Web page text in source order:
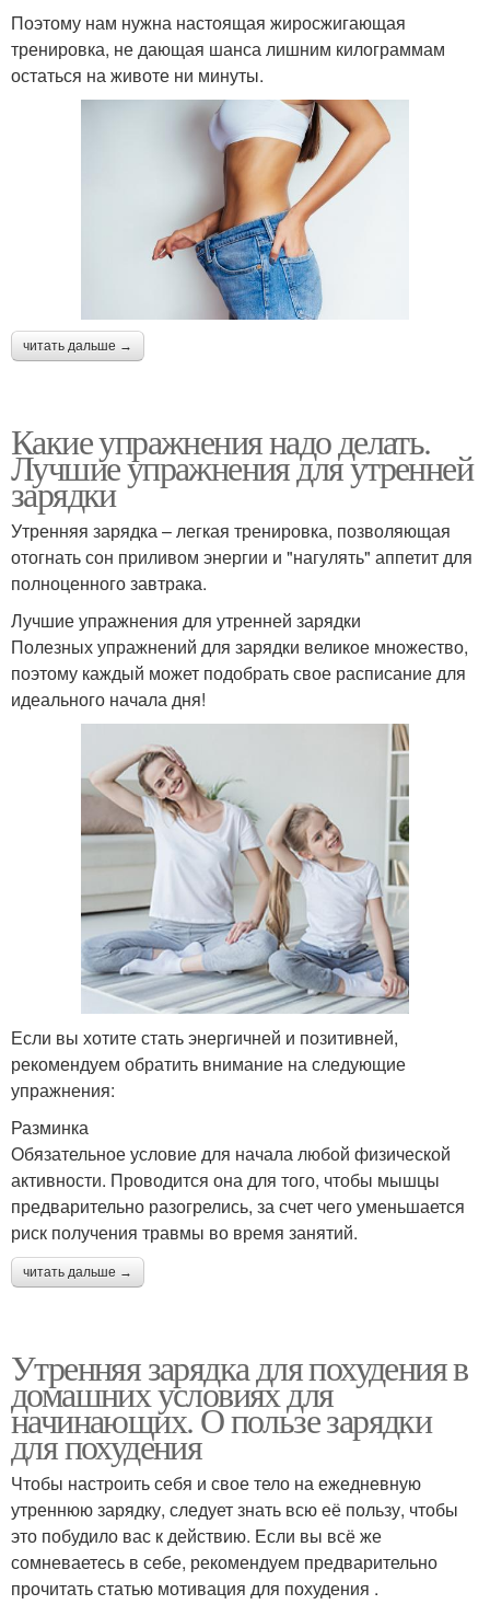
Поэтому нам нужна настоящая жиросжигающая
тренировка, не дающая шанса лишним килограммам
остаться на животе ни минуты.
читать дальше →
Какие упражнения надо делать.
Лучшие упражнения для утренней
зарядки
Утренняя зарядка – легкая тренировка, позволяющая
отогнать сон приливом энергии и "нагулять" аппетит для
полноценного завтрака.
Лучшие упражнения для утренней зарядки
Полезных упражнений для зарядки великое множество,
поэтому каждый может подобрать свое расписание для
идеального начала дня!
Если вы хотите стать энергичней и позитивней,
рекомендуем обратить внимание на следующие
упражнения:
Разминка
Обязательное условие для начала любой физической
активности. Проводится она для того, чтобы мышцы
предварительно разогрелись, за счет чего уменьшается
риск получения травмы во время занятий.
читать дальше →
Утренняя зарядка для похудения в
домашних условиях для
начинающих. О пользе зарядки
для похудения
Чтобы настроить себя и свое тело на ежедневную
утреннюю зарядку, следует знать всю её пользу, чтобы
это побудило вас к действию. Если вы всё же
сомневаетесь в себе, рекомендуем предварительно
прочитать статью мотивация для похудения .